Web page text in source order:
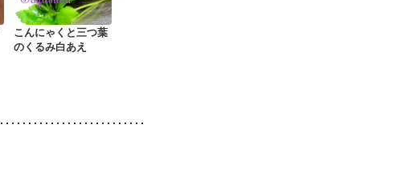
こんにゃくと三つ葉
のくるみ白あえ